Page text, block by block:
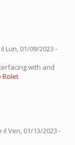
il Lun, 01/09/2023 -
with and
Rolet
il Ven, 01/13/2023 -